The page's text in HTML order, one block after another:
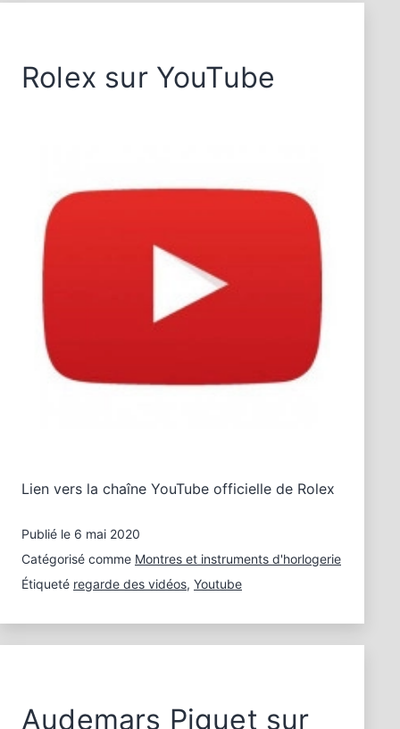
Rolex sur YouTube
Lien vers la chaîne YouTube officielle de Rolex
Publié le 6 mai 2020
Catégorisé comme Montres et instruments d'horlogerie
Étiqueté regarde des vidéos, Youtube
Audemars Piguet sur